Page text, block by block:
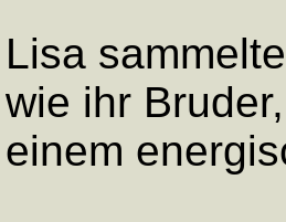
Lisa
wie ihr
einem